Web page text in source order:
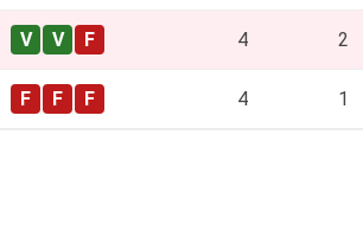
4 2
4 1